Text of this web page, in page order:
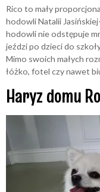
Rico to mały
hodowli Natalii
hodowli nie odstępuje
jeździ po dzieci do
Mimo swoich małych
łóżko, fotel czy nawet
Haryz domu